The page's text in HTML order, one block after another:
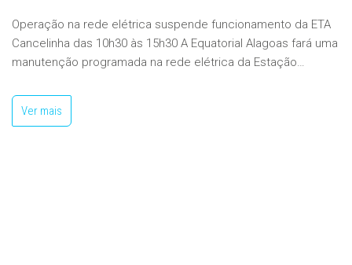
Operação na rede elétrica suspende funcionamento da ETA
Cancelinha das 10h30 às 15h30 A Equatorial Alagoas fará uma
manutenção programada na rede elétrica da Estação…
Ver mais